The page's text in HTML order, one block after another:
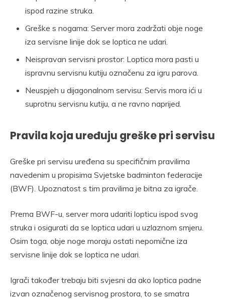
ispod razine struka.
Greške s nogama: Server mora zadržati obje noge
iza servisne linije dok se loptica ne udari.
Neispravan servisni prostor: Loptica mora pasti u
ispravnu servisnu kutiju označenu za igru parova.
Neuspjeh u dijagonalnom servisu: Servis mora ići u
suprotnu servisnu kutiju, a ne ravno naprijed.
Pravila koja uređuju greške pri servisu
Greške pri servisu uređena su specifičnim pravilima
navedenim u propisima Svjetske badminton federacije
(BWF). Upoznatost s tim pravilima je bitna za igrače.
Prema BWF-u, server mora udariti lopticu ispod svog
struka i osigurati da se loptica udari u uzlaznom smjeru.
Osim toga, obje noge moraju ostati nepomične iza
servisne linije dok se loptica ne udari.
Igrači također trebaju biti svjesni da ako loptica padne
izvan označenog servisnog prostora, to se smatra